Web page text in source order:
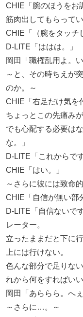
CHIE「腕のほうをお
筋肉出してもらって
CHIE「（腕をタッチ
D-LITE「ははは。」
岡田「職権乱用よ。
～と、その時ちえが
のか。～
CHIE「右足だけ気を
ちょっとこの先痛み
でも心配する必要は
な。」
D-LITE「これからで
CHIE「はい。」
～さらに彼には致命
CHIE「自信が無い部
D-LITE「自信ないで
レーター。
立ったままだと下に
上には行けない。
色んな部分で足りな
れから何をすればい
岡田「あららら。へぇ
～さらに…。～